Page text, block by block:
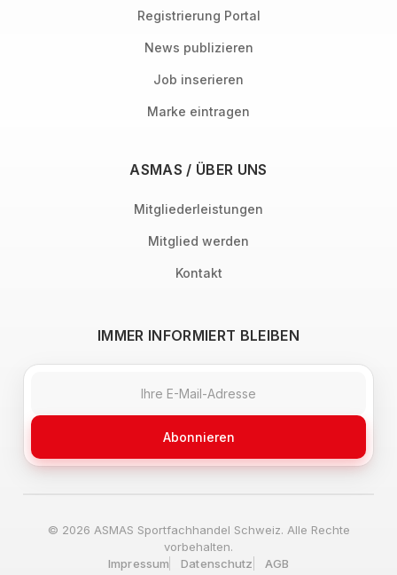
Registrierung Portal
News publizieren
Job inserieren
Marke eintragen
ASMAS / ÜBER UNS
Mitgliederleistungen
Mitglied werden
Kontakt
IMMER INFORMIERT BLEIBEN
Abonnieren
© 2026 ASMAS Sportfachhandel Schweiz. Alle Rechte
vorbehalten.
Impressum
Datenschutz AGB